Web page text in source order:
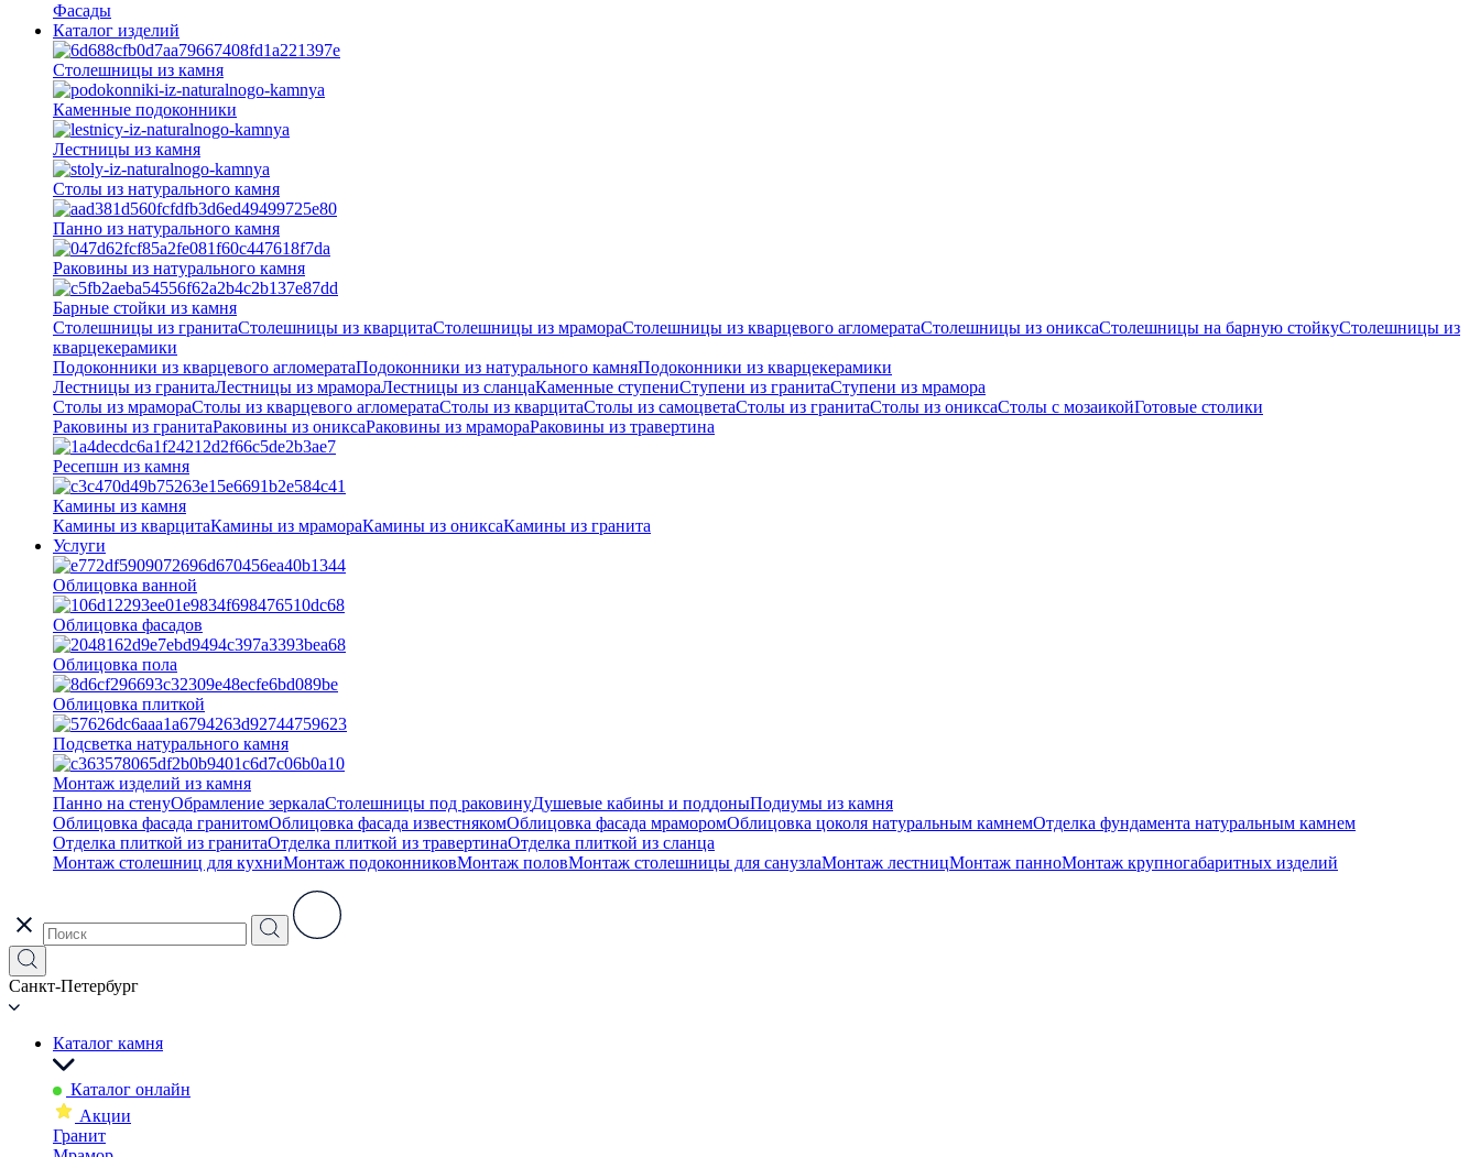
Фасады
Каталог изделий
Столешницы из камня
Каменные подоконники
Лестницы из камня
Столы из натурального камня
Панно из натурального камня
Раковины из натурального камня
Барные стойки из камня
Столешницы из гранитаСтолешницы из кварцитаСтолешницы из мрамораСтолешницы из кварцевого агломератаCтолешницы из ониксаСтолешницы на барную стойкуСтолешницы из
кварцекерамики
Подоконники из кварцевого агломератаПодоконники из натурального камняПодоконники из кварцекерамики
Лестницы из гранитаЛестницы из мрамораЛестницы из сланцаКаменные ступениСтупени из гранитаСтупени из мрамора
Столы из мрамораСтолы из кварцевого агломератаСтолы из кварцитаСтолы из самоцветаСтолы из гранитаСтолы из ониксаСтолы с мозаикойГотовые столики
Раковины из гранитаРаковины из ониксаРаковины из мрамораРаковины из травертина
Ресепшн из камня
Камины из камня
Камины из кварцитаКамины из мрамораКамины из ониксаКамины из гранита
Услуги
Облицовка ванной
Облицовка фасадов
Облицовка пола
Облицовка плиткой
Подсветка натурального камня
Монтаж изделий из камня
Панно на стенуОбрамление зеркалаСтолешницы под раковинуДушевые кабины и поддоныПодиумы из камня
Облицовка фасада гранитомОблицовка фасада известнякомОблицовка фасада мраморомОблицовка цоколя натуральным камнемОтделка фундамента натуральным камнем
Отделка плиткой из гранитаОтделка плиткой из травертинаОтделка плиткой из сланца
Монтаж столешниц для кухниМонтаж подоконниковМонтаж половМонтаж столешницы для санузлаМонтаж лестницМонтаж панноМонтаж крупногабаритных изделий
Санкт-Петербург
Каталог камня
Каталог онлайн
Акции
Гранит